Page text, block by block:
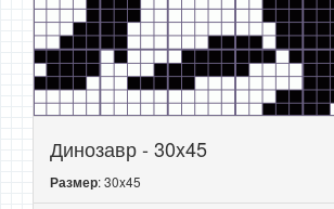
Динозавр - 30x45
Размер: 30x45